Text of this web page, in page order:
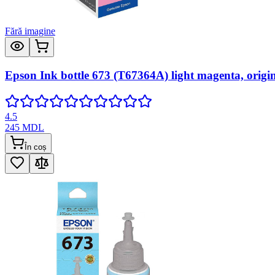
Fără imagine
Epson Ink bottle 673 (T67364A) light magenta,
4.5
245 MDL
În coș